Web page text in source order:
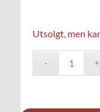
Utsolgt, men